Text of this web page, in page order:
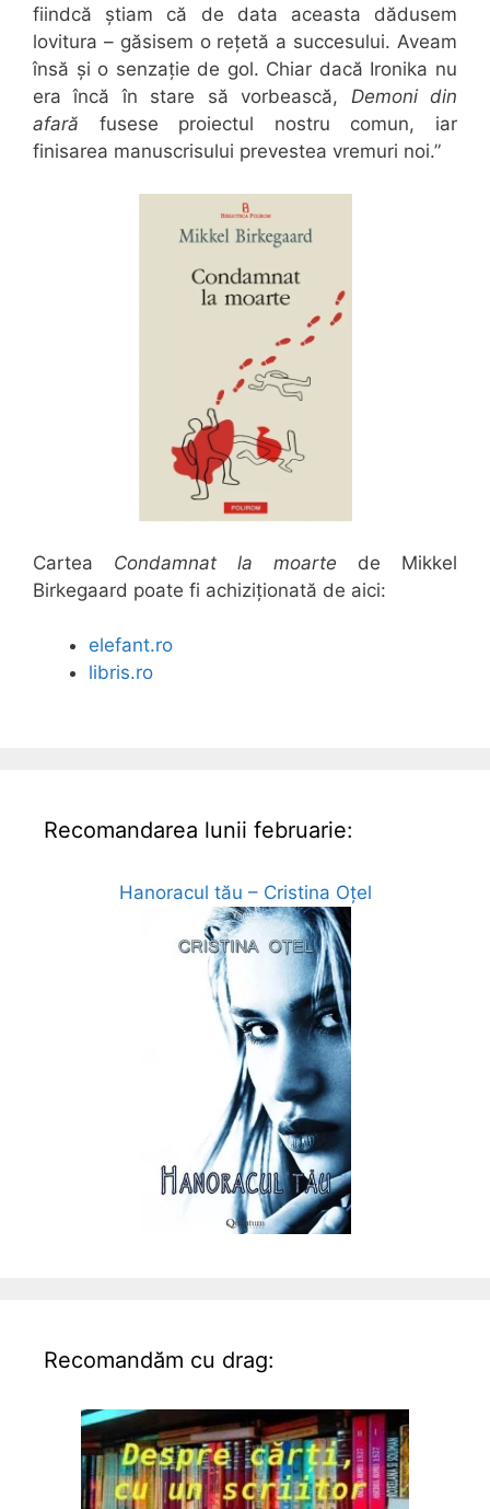
fiindcă știam că de data aceasta dădusem
lovitura – găsisem o rețetă a succesului. Aveam
însă și o senzație de gol. Chiar dacă Ironika nu
era încă în stare să vorbească, Demoni din
afară fusese proiectul nostru comun, iar
finisarea manuscrisului prevestea vremuri noi.”
Cartea Condamnat la moarte de Mikkel
Birkegaard poate fi achiziționată de aici:
elefant.ro
libris.ro
Recomandarea lunii februarie:
Hanoracul tău – Cristina Oțel
Recomandăm cu drag: